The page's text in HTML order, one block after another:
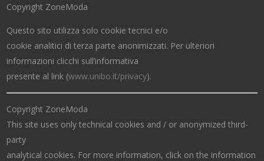
Copyright ZoneModa
Questo sito utilizza solo cookie tecnici e/o
cookie analitici di terza parte anonimizzati. Per ulteriori
informazioni clicchi sull’informativa
presente al link (www.unibo.it/privacy).
Copyright ZoneModa
This site uses only technical cookies and / or anonymized third-
party
analytical cookies. For more information, click on the information